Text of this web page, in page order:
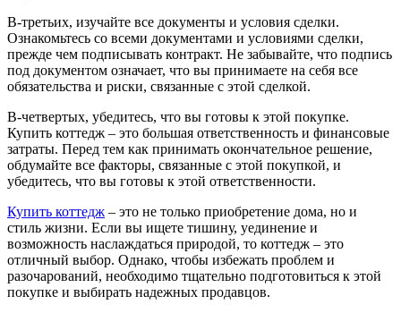
В-третьих, изучайте все документы и условия сделки.
Ознакомьтесь со всеми документами и условиями сделки,
прежде чем подписывать контракт. Не забывайте, что подпись
под документом означает, что вы принимаете на себя все
обязательства и риски, связанные с этой сделкой.
В-четвертых, убедитесь, что вы готовы к этой покупке.
Купить коттедж – это большая ответственность и финансовые
затраты. Перед тем как принимать окончательное решение,
обдумайте все факторы, связанные с этой покупкой, и
убедитесь, что вы готовы к этой ответственности.
Купить коттедж – это не только приобретение дома, но и
стиль жизни. Если вы ищете тишину, уединение и
возможность наслаждаться природой, то коттедж – это
отличный выбор. Однако, чтобы избежать проблем и
разочарований, необходимо тщательно подготовиться к этой
покупке и выбирать надежных продавцов.